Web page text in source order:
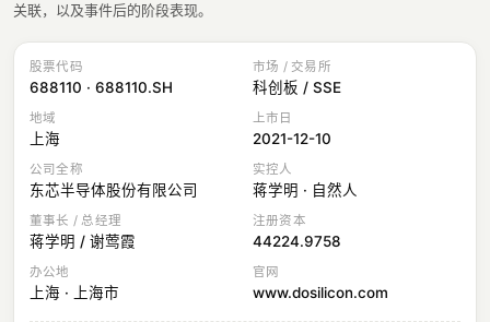
关联，以及事件后的阶段表现。
股票代码
688110 · 688110.SH
市场 / 交易所
科创板 / SSE
地域
上海
上市日
2021-12-10
公司全称
东芯半导体股份有限公司
实控人
蒋学明 · 自然人
董事长 / 总经理
蒋学明 / 谢莺霞
注册资本
44224.9758
办公地
上海 · 上海市
官网
www.dosilicon.com